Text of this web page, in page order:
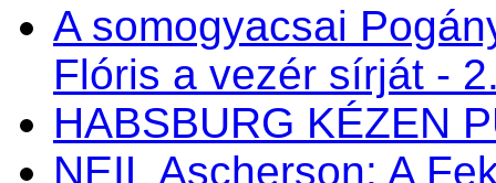
A somogyacsai
Flóris a vezér sírját -
HABSBURG KÉZEN
NEIL Ascherson: A